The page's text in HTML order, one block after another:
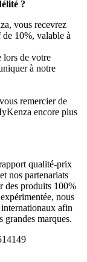
?
vous recevrez
10%, valable à
lors de votre
à notre
remercier de
encore plus
qualité-prix
nos partenariats
des produits 100%
nous
afin
grandes marques.